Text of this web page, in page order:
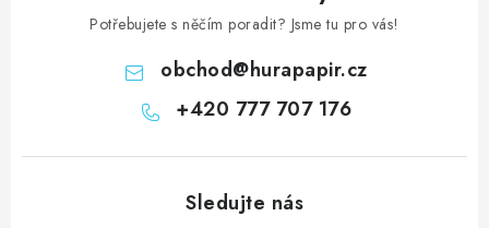
Potřebujete s něčím poradit? Jsme tu pro vás!
obchod@hurapapir.cz
+420 777 707 176